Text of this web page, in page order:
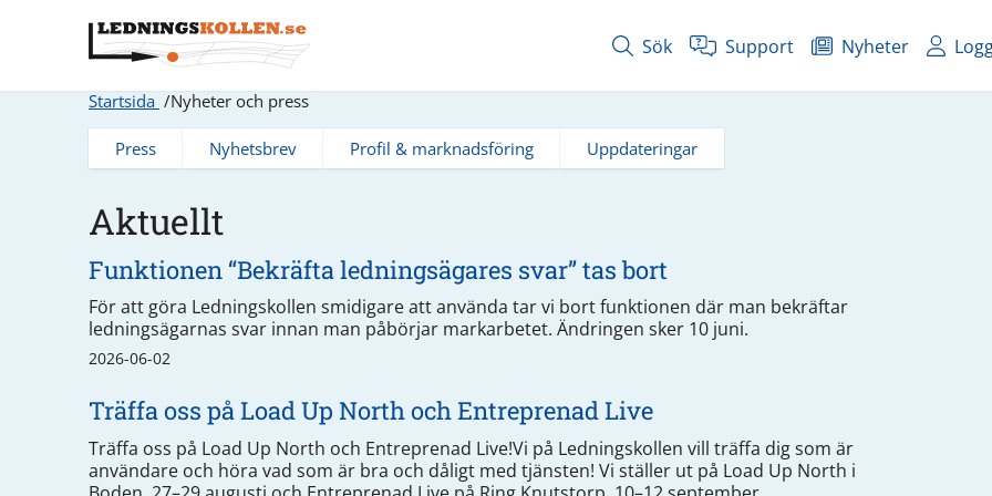
Sök Support Nyheter
Startsida Nyheter och press
Press Nyhetsbrev Profil & marknadsföring Uppdateringar
Aktuellt
Funktionen “Bekräfta ledningsägares svar” tas bort
För att göra Ledningskollen smidigare att använda tar vi bort funktionen där man bekräftar
ledningsägarnas svar innan man påbörjar markarbetet. Ändringen sker 10 juni.
2026-06-02
Träffa oss på Load Up North och Entreprenad Live
Träffa oss på Load Up North och Entreprenad Live!Vi på Ledningskollen vill träffa dig som är
användare och höra vad som är bra och dåligt med tjänsten! Vi ställer ut på Load Up North i